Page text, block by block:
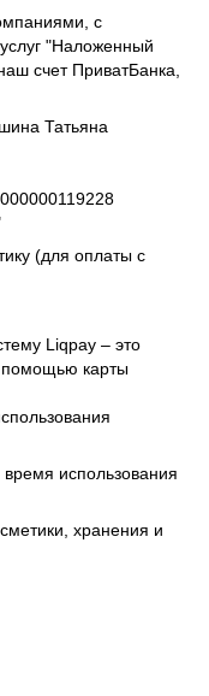
с
"Наложенный
счет ПриватБанка,
Татьяна
(для оплаты с
Liqpay – это
помощью карты
использования
хранения и